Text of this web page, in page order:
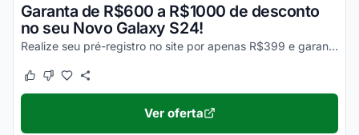
Garanta de R$600 a R$1000 de desconto
no seu Novo Galaxy S24!
Realize seu pré-registro no site por apenas R$399 e garanta esse desconto imperdível na sua compra!
Este cupom funcionou
Este cupom não funcionou
Ver oferta